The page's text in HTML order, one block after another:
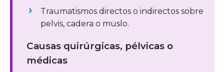
Traumatismos directos o indirectos sobre
pelvis, cadera o muslo.
Causas quirúrgicas, pélvicas o
médicas